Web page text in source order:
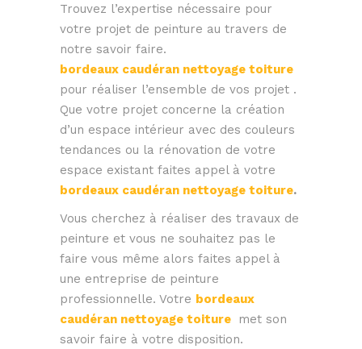
Trouvez l’expertise nécessaire pour
votre projet de peinture au travers de
notre savoir faire.
bordeaux caudéran nettoyage toiture
pour réaliser l’ensemble de vos projet .
Que votre projet concerne la création
d’un espace intérieur avec des couleurs
tendances ou la rénovation de votre
espace existant faites appel à votre
bordeaux caudéran nettoyage toiture.
Vous cherchez à réaliser des travaux de
peinture et vous ne souhaitez pas le
faire vous même alors faites appel à
une entreprise de peinture
professionnelle. Votre bordeaux
caudéran nettoyage toiture
met son
savoir faire à votre disposition.